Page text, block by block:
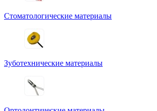
Стоматологические материалы
Зуботехнические материалы